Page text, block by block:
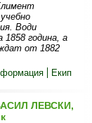
Води
година, а
от 1882
Екип
ЛЕВСКИ,